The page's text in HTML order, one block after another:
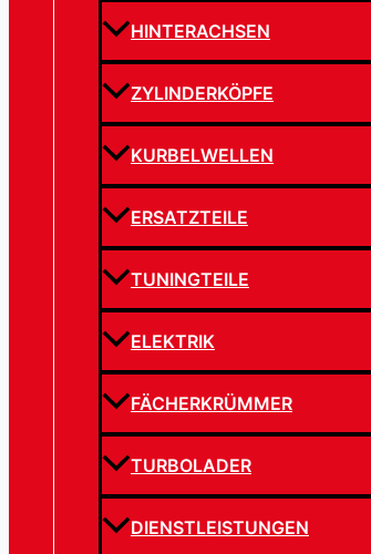
HINTERACHSEN
ZYLINDERKÖPFE
KURBELWELLEN
ERSATZTEILE
TUNINGTEILE
ELEKTRIK
FÄCHERKRÜMMER
TURBOLADER
DIENSTLEISTUNGEN